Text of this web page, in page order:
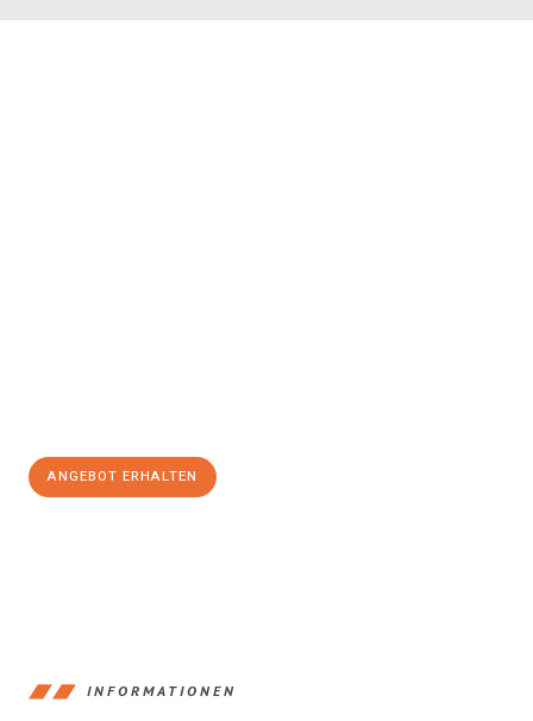
ANGEBOT ERHALTEN
INFORMATIONEN